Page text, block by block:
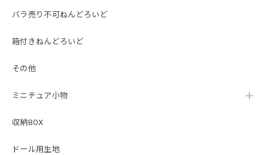
バラ売り不可ねんどろいど
箱付きねんどろいど
その他
ミニチュア小物
収納BOX
ドール用生地